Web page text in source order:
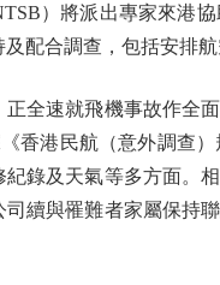
）將派出專家來港
配合調查，包括安排航
速就飛機事故作全
香港民航（意外調查
錄及天氣等多方面。
續與罹難者家屬保持